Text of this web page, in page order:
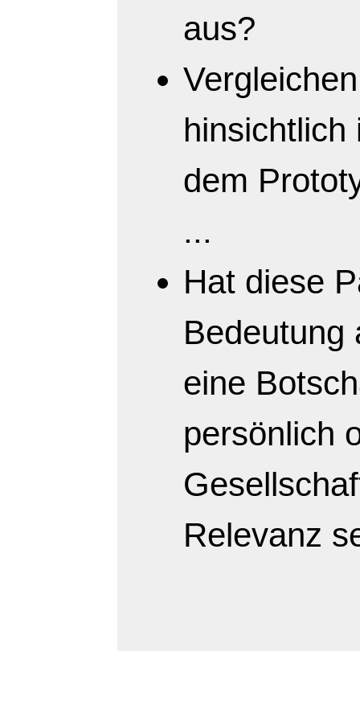
aus?
hinsichtlich
dem
...
Hat diese
Bedeutung
eine
persönlich
Relevanz